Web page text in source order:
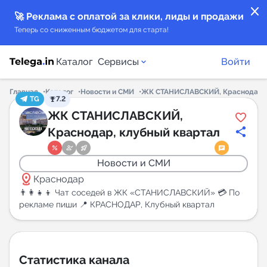
close
🚀 Реклама с оплатой за клики, лиды и продажи
Теперь со сниженным бюджетом для старта!
Каталог Сервисы
Каталог каналов
Каталог ботов
Горящие предложения
Индекс читаемости каналов в Telegram
New
New
Войти
Главная Каталог Новости и СМИ
ЖК СТАНИСЛАВСКИЙ, Краснодар,
TG
7.2
ЖК СТАНИСЛАВСКИЙ,
Краснодар, клубный квартал
Новости и СМИ
distance Краснодар
👨‍👩‍👧‍👦 Чат соседей в ЖК «СТАНИСЛАВСКИЙ» 💳 По
рекламе пиши 📍 КРАСНОДАР, Клубный квартал
Статистика канала